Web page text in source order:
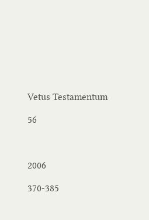
Vetus Testamentum
56
2006
370-385